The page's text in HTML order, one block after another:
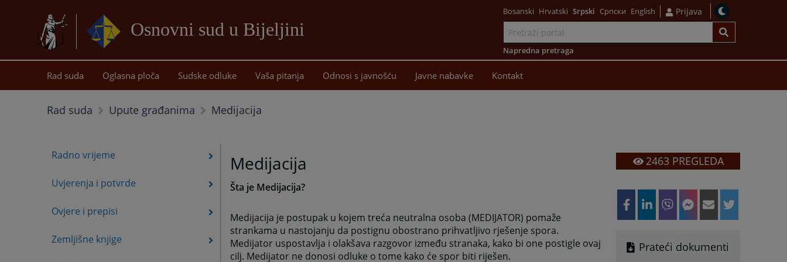
Osnovni sud u Bijeljini
sadržaj
Bosanski Hrvatski Srpski Српски English Prijava
Napredna pretraga
Rad suda Oglasna ploča Sudske odluke Vaša pitanja Odnosi s javnošću Javne nabavke Kontakt
Rad suda Upute građanima Medijacija
Radno vrijeme
Uvjerenja i potvrde
Ovjere i prepisi
Zemljišne knjige
Medijacija
Šta je Medijacija?
Medijacija je postupak u kojem treća neutralna osoba (MEDIJATOR) pomaže
strankama u nastojanju da postignu obostrano prihvatljivo rješenje spora.
Medijator uspostavlja i olakšava razgovor između stranaka, kako bi one postigle ovaj
cilj. Medijator ne donosi odluke o tome kako će spor biti riješen.
2463PREGLEDA
Prateći dokumenti